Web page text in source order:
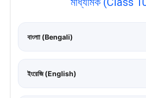
বাংলাা (Bengali)
ইংরেজি (English)